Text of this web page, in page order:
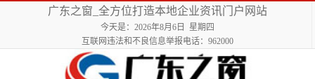
广东之窗_全方位打造本地企业资讯门户网站
今天是：2026年8月6日 星期四
互联网违法和不良信息举报电话：962000